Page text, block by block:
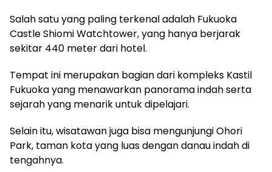
Salah satu yang paling terkenal adalah Fukuoka
Castle Shiomi Watchtower, yang hanya berjarak
sekitar 440 meter dari hotel.
Tempat ini merupakan bagian dari kompleks Kastil
Fukuoka yang menawarkan panorama indah serta
sejarah yang menarik untuk dipelajari.
Selain itu, wisatawan juga bisa mengunjungi Ohori
Park, taman kota yang luas dengan danau indah di
tengahnya.